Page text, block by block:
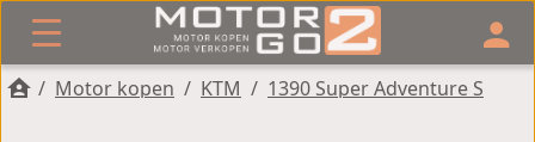
/ Motor kopen / KTM / 1390 Super Adventure S